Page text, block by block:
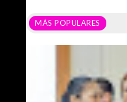
MÁS POPULARES